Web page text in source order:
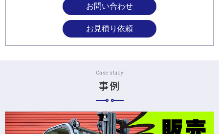
お問い合わせ
お見積り依頼
Case study
事例